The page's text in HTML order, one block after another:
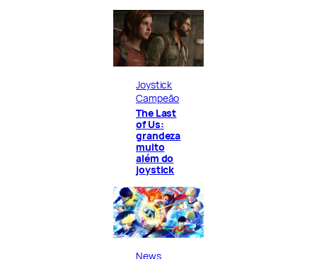
Joystick
Campeão
The Last
of Us:
grandeza
muito
além do
joystick
News